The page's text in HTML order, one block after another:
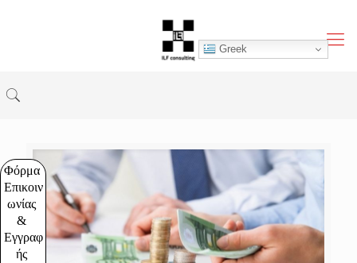
Φόρμα
Επικοιν
ωνίας
&
Εγγραφ
ής
Greek